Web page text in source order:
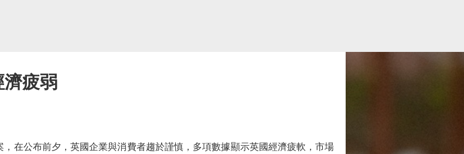
疲弱
公布前夕，英國企業與消費者趨於謹慎，多項數據顯示英國經濟疲軟，市場